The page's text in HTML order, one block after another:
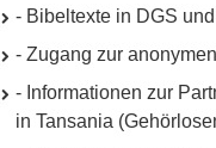
- Bibeltexte in DGS
- Zugang zur
- Informationen zur
in Tansania